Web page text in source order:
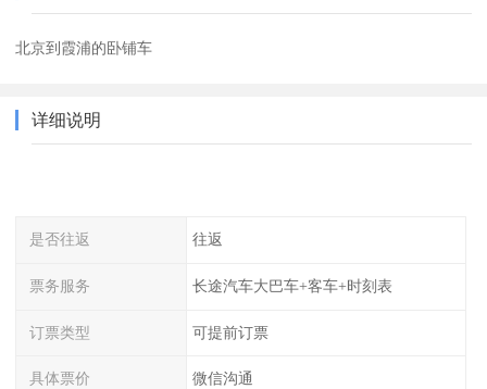
北京到霞浦的卧铺车
详细说明
是否往返 往返
票务服务 长途汽车大巴车+客车+时刻表
订票类型 可提前订票
具体票价 微信沟通